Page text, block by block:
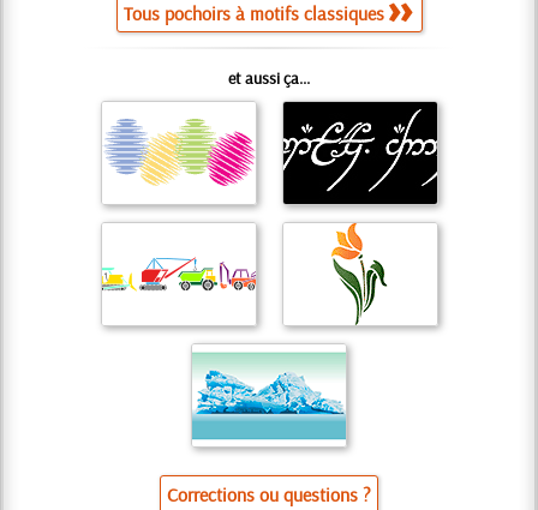
Tous pochoirs à motifs classiques
et aussi ça...
Corrections ou questions ?